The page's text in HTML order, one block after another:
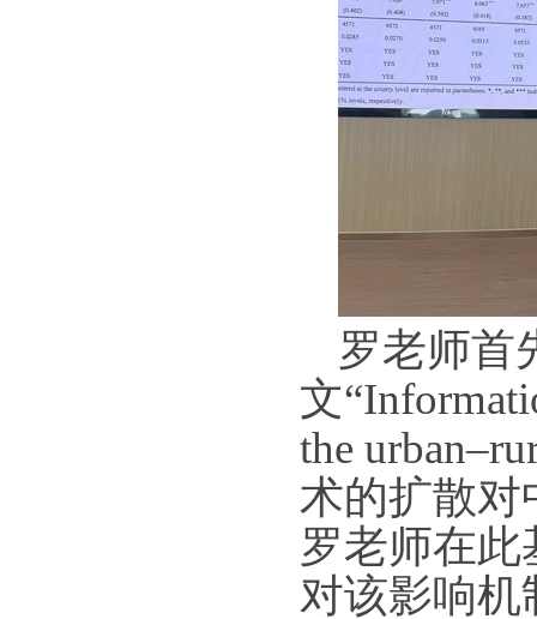
罗老师首
文“
the
术的扩散对
罗老师在
对该影响